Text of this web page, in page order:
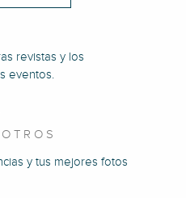
revistas y los
eventos.
y tus mejores fotos